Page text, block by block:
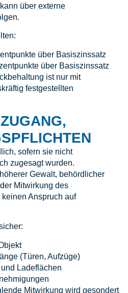
über externe
über Basiszinssatz
über Basiszinssatz
ist nur mit
festgestellten
sofern sie nicht
zugesagt wurden.
Gewalt, behördlicher
Mitwirkung des
Anspruch auf
(Türen, Aufzüge)
Ladeflächen
Mitwirkung wird gesondert